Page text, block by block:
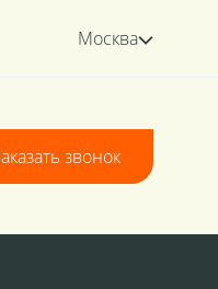
Москва
звонок